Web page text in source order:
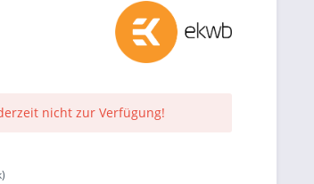
nicht zur Verfügung!